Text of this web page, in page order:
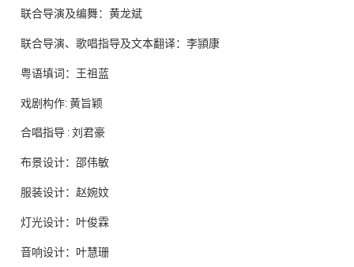
联合导演及编舞：黄龙斌
联合导演、歌唱指导及文本翻译：李頴康
粤语填词：王祖蓝
戏剧构作: 黄旨颖
合唱指导 : 刘君豪
布景设计：邵伟敏
服装设计：赵婉妏
灯光设计：叶俊霖
音响设计：叶慧珊